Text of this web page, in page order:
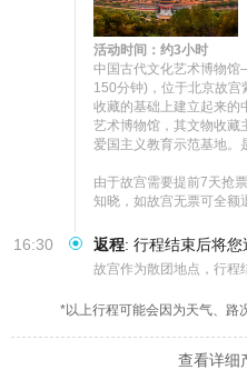
活动时间：约3小时
中国古代文化艺术博物
150分钟)，位于北京故
收藏的基础上建立起来的
艺术博物馆，其文物收藏
爱国主义教育示范基地。
由于故宫需要提前7天抢
知晓，如故宫无票可全额
16:30 返程: 行程结束后将
故宫作为散团地点，行程
*以上行程可能会因为天气、路
查看详细